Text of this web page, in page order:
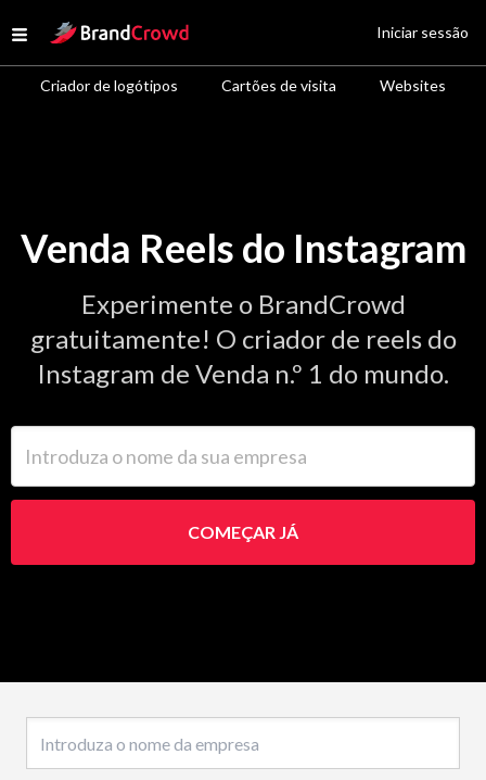
Open menu
Site Logo
Criador de logótipos Cartões de visita Websites
Iniciar sessão
Venda Reels do Instagram
Experimente o BrandCrowd
gratuitamente! O criador de reels do
Instagram de Venda n.º 1 do mundo.
COMEÇAR JÁ